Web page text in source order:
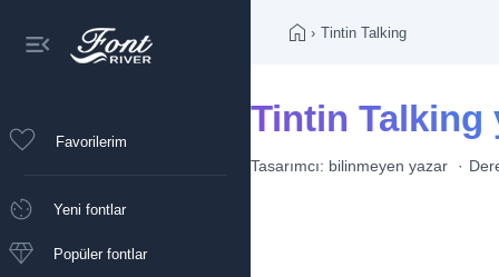
Favorilerim
Yeni fontlar
Popüler fontlar
› Tintin Talking
Tintin Talking
Tasarımcı: bilinmeyen yazar